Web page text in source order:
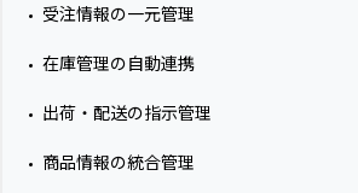
受注情報の一元管理
在庫管理の自動連携
出荷・配送の指示管理
商品情報の統合管理